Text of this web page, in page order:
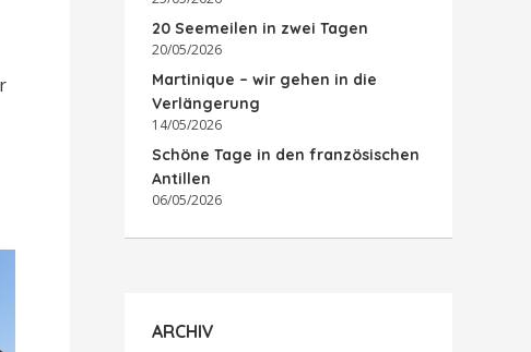
20 Seemeilen in zwei Tagen
20/05/2026
Martinique – wir gehen in die
Verlängerung
14/05/2026
Schöne Tage in den französischen
Antillen
06/05/2026
ARCHIV